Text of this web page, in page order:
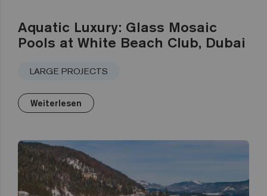
Aquatic Luxury: Glass Mosaic
Pools at White Beach Club, Dubai
LARGE PROJECTS
Weiterlesen